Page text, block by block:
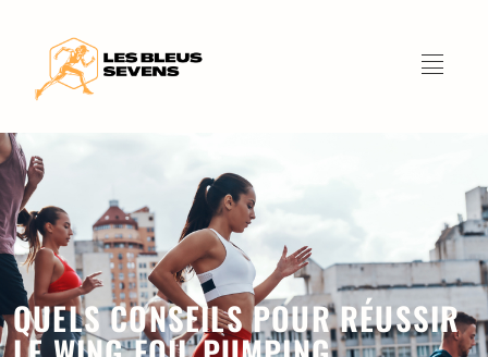
QUELS CONSEILS POUR RÉUSSIR